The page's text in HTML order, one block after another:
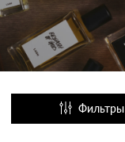
Фильтры